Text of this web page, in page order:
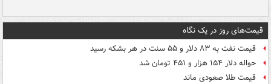
قیمت‌های روز در یک نگاه
قیمت نفت به ۸۳ دلار و ۵۵ سنت در هر بشکه رسید
حواله دلار ۱۵۴ هزار و ۴۵۱ تومان شد
قیمت طلا صعودی ماند